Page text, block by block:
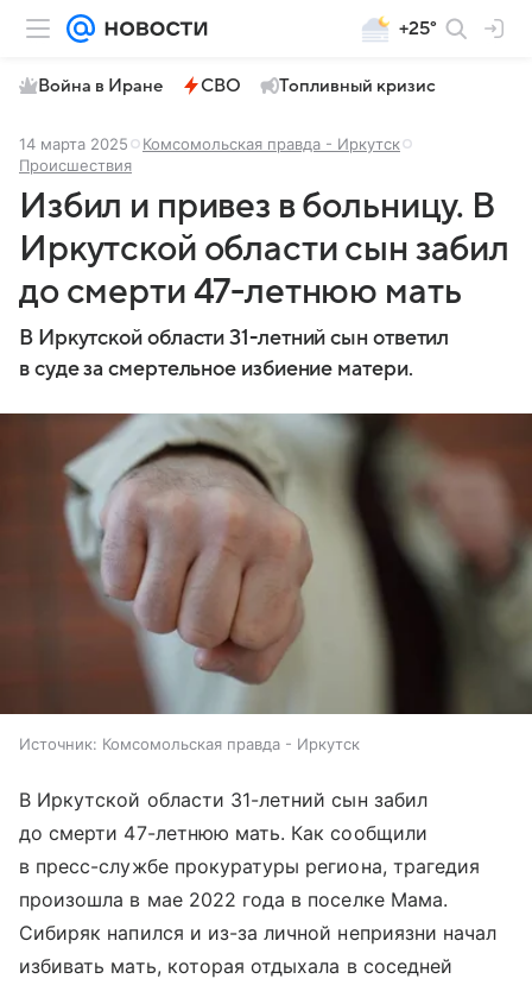
+25°
Война в Иране СВО Топливный кризис
14 марта 2025
Комсомольская правда - Иркутск
Происшествия
Избил и привез в больницу. В
Иркутской области сын забил
до смерти 47-летнюю мать
В Иркутской области 31-летний сын ответил
в суде за смертельное избиение матери.
Источник: Комсомольская правда - Иркутск
В Иркутской области 31-летний сын забил
до смерти 47-летнюю мать. Как сообщили
в пресс-службе прокуратуры региона, трагедия
произошла в мае 2022 года в поселке Мама.
Сибиряк напился и из-за личной неприязни начал
избивать мать, которая отдыхала в соседней